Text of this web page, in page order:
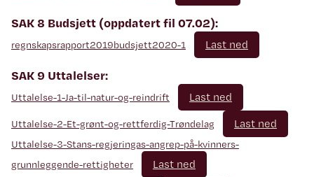
SAK 8 Budsjett (oppdatert fil 07.02):
regnskapsrapport2019budsjett2020-1 Last ned
SAK 9 Uttalelser:
Uttalelse-1-Ja-til-natur-og-reindrift Last ned
Uttalelse-2-Et-grønt-og-rettferdig-Trøndelag Last ned
Uttalelse-3-Stans-regjeringas-angrep-på-kvinners-
grunnleggende-rettigheter
Last ned